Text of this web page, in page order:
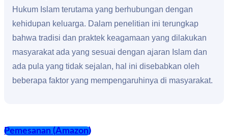
Hukum Islam terutama yang berhubungan dengan
kehidupan keluarga. Dalam penelitian ini terungkap
bahwa tradisi dan praktek keagamaan yang dilakukan
masyarakat ada yang sesuai dengan ajaran Islam dan
ada pula yang tidak sejalan, hal ini disebabkan oleh
beberapa faktor yang mempengaruhinya di masyarakat.
Pemesanan (Amazon)